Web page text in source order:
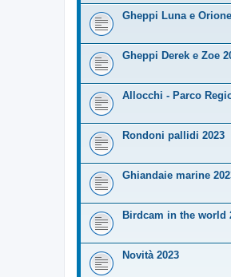
Gheppi Luna e
Gheppi Derek e Zoe
Allocchi - Parco
Rondoni pallidi 2023
Ghiandaie marine
Birdcam in the world
Novità 2023